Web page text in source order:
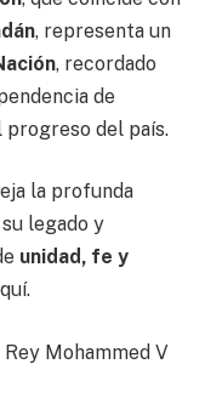
, representa un
, recordado
de
del país.
la profunda
legado y
unidad, fe y
Mohammed V